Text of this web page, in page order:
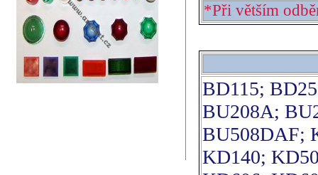
*Při větším
BD115;
BU208A;
BU508DAF;
KD140;